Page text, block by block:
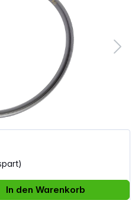
gewünschten
In den Warenkorb